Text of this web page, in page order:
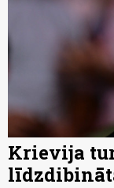
Krievija